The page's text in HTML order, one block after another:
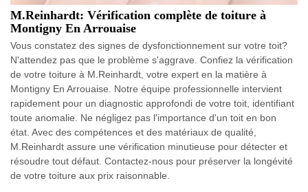
M.Reinhardt: Vérification complète de toiture à
Montigny En Arrouaise
Vous constatez des signes de dysfonctionnement sur votre toit?
N'attendez pas que le problème s'aggrave. Confiez la vérification
de votre toiture à M.Reinhardt, votre expert en la matière à
Montigny En Arrouaise. Notre équipe professionnelle intervient
rapidement pour un diagnostic approfondi de votre toit, identifiant
toute anomalie. Ne négligez pas l'importance d'un toit en bon
état. Avec des compétences et des matériaux de qualité,
M.Reinhardt assure une vérification minutieuse pour détecter et
résoudre tout défaut. Contactez-nous pour préserver la longévité
de votre toiture aux prix raisonnable.